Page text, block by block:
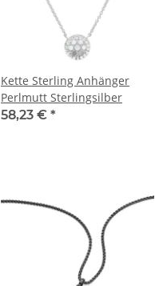
Kette Sterling Anhänger
Perlmutt Sterlingsilber
58,23 € *